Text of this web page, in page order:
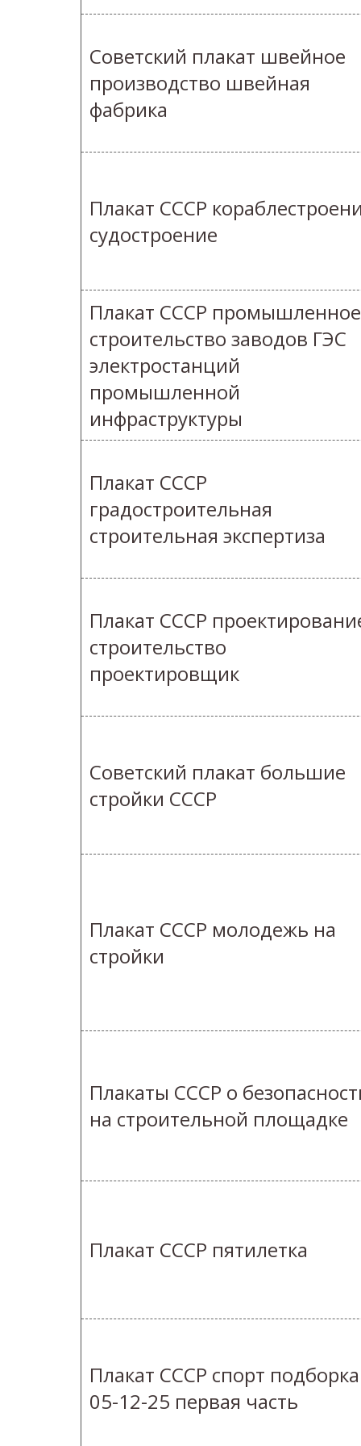
Советский плакат швейное
производство швейная
фабрика
Плакат СССР
судостроение
Плакат СССР промышленное
строительство заводов ГЭС
электростанций
промышленной
инфраструктуры
Плакат СССР
градостроительная
строительная экспертиза
Плакат СССР
строительство
проектировщик
Советский плакат большие
стройки СССР
Плакат СССР молодежь на
стройки
Плакаты СССР о
на строительной площадке
Плакат СССР пятилетка
Плакат СССР спорт подборка
05-12-25 первая часть